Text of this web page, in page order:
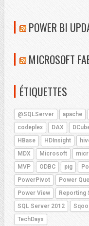
POWER BI
MICROSOFT
ÉTIQUETTES
@SQLServer apache
codeplex
DAX
HBase
HDInsight
MDX
Microsoft
MVP
ODBC pig
PowerPivot
Power
Power View
Reporting
SQL Server 2012
TechDays